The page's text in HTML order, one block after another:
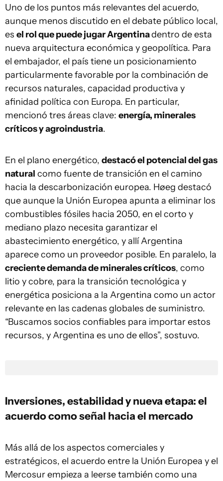
Uno de los puntos más relevantes del acuerdo,
aunque menos discutido en el debate público local,
es el rol que puede jugar Argentinadentro de esta
nueva arquitectura económica y geopolítica. Para
el embajador, el país tiene un posicionamiento
particularmente favorable por la combinación de
recursos naturales, capacidad productiva y
afinidad política con Europa. En particular,
mencionó tres áreas clave: energía, minerales
críticos y agroindustria.
En el plano energético, destacó el potencial del gas
natural como fuente de transición en el camino
hacia la descarbonización europea. Høeg destacó
que aunque la Unión Europea apunta a eliminar los
combustibles fósiles hacia 2050, en el corto y
mediano plazo necesita garantizar el
abastecimiento energético, y allí Argentina
aparece como un proveedor posible. En paralelo, la
creciente demanda de minerales críticos, como
litio y cobre, para la transición tecnológica y
energética posiciona a la Argentina como un actor
relevante en las cadenas globales de suministro.
“Buscamos socios confiables para importar estos
recursos, y Argentina es uno de ellos”, sostuvo.
Inversiones, estabilidad y nueva etapa: el
acuerdo como señal hacia el mercado
Más allá de los aspectos comerciales y
estratégicos, el acuerdo entre la Unión Europea y el
Mercosur empieza a leerse también como una